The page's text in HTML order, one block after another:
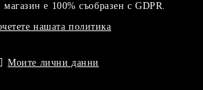
е 100% съобразен с GDPR.
нашата политика
Моите лични данни